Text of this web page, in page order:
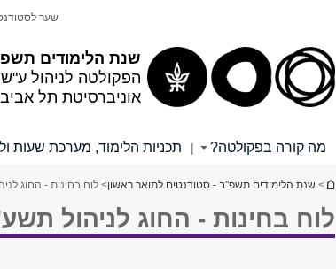
שנת הלימודים
הפקולטה לניהול
אוניברסיטת תל אביב
שער
מה קורה בפקולטה? | תכניות הלימוד, מערכת שעות
הינך נמצא כאן
> שנת הלימודים תשפ"ב - סטודנטים לתואר ראשון> לוח בחינות - החוג
לוח בחינות - החוג לניהול